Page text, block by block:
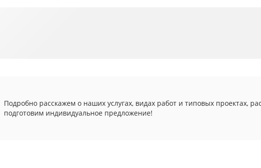
Подробно расскажем о наших услугах, видах работ и типовых проектах,
подготовим индивидуальное предложение!